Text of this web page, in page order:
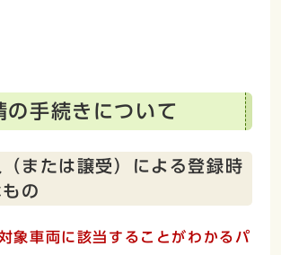
の手続きについて
または譲受）による登録時
の
対象車両に該当することがわかるパ